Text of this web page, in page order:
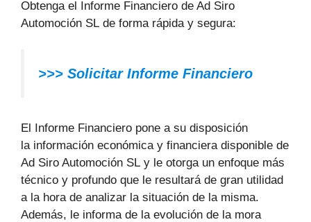
Obtenga el Informe Financiero de Ad Siro
Automoción SL de forma rápida y segura:
>>> Solicitar Informe Financiero
El Informe Financiero pone a su disposición
la información económica y financiera disponible de
Ad Siro Automoción SL y le otorga un enfoque más
técnico y profundo que le resultará de gran utilidad
a la hora de analizar la situación de la misma.
Además, le informa de la evolución de la mora